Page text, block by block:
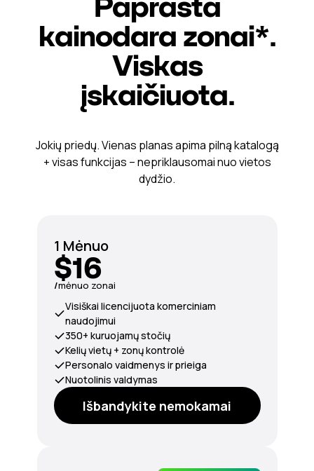
kainodara zonai*.
Viskas
įskaičiuota.
1 Mėnuo
$16
/mėnuo zonai
Visiškai licencijuota komerciniam
naudojimui
350+ kuruojamų stočių
Kelių vietų + zonų kontrolė
Personalo vaidmenys ir prieiga
Nuotolinis valdymas
Išbandykite nemokamai
Jokių priedų. Vienas planas apima pilną katalogą
+ visas funkcijas – nepriklausomai nuo vietos
dydžio.